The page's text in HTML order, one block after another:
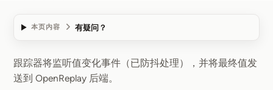
本页内容 有疑问？
React Native SDK ⁠-⁠ 跟
跟踪器将监听值变化事件（已防抖处理），并将最终值发
送到 OpenReplay 后端。